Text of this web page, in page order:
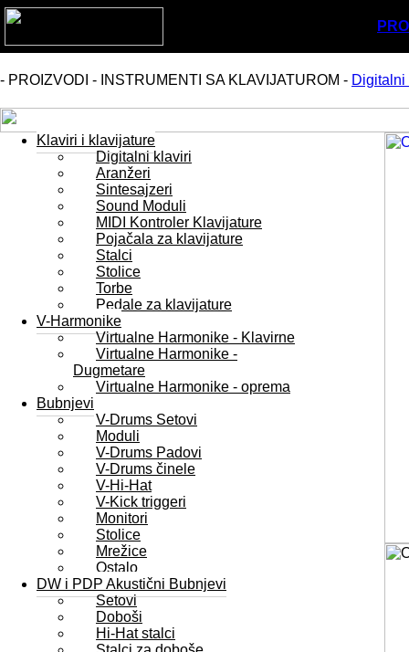
- PROIZVODI - INSTRUMENTI SA KLAVIJATUROM - Digitalni
Klaviri i klavijature
Digitalni klaviri
Aranžeri
Sintesajzeri
Sound Moduli
MIDI Kontroler Klavijature
Pojačala za klavijature
Stalci
Stolice
Torbe
Pedale za klavijature
V-Harmonike
Virtualne Harmonike - Klavirne
Virtualne Harmonike -
Dugmetare
Virtualne Harmonike - oprema
Bubnjevi
V-Drums Setovi
Moduli
V-Drums Padovi
V-Drums činele
V-Hi-Hat
V-Kick triggeri
Monitori
Stolice
Mrežice
Ostalo
DW i PDP Akustični Bubnjevi
Setovi
Doboši
Hi-Hat stalci